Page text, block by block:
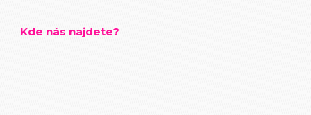
Kde nás najdete?